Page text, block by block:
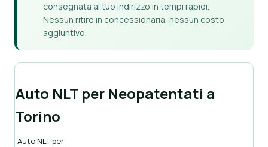
consegnata al tuo indirizzo in tempi rapidi.
Nessun ritiro in concessionaria, nessun costo
aggiuntivo.
Auto NLT per Neopatentati a
Torino
Auto NLT per